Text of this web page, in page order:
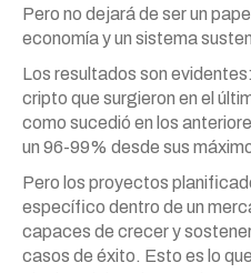
Pero no dejará de ser un
economía y un sistema
Los resultados son
cripto que surgieron en el
como sucedió en los
un 96-99% desde sus
Pero los proyectos
específico dentro de un
capaces de crecer y
casos de éxito. Esto es lo